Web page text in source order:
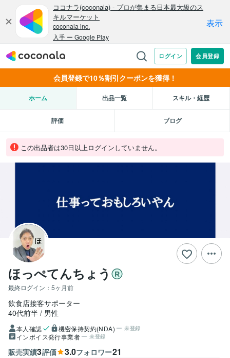
会員登録で10％割引クーポンを獲得！
ホーム 出品一覧 スキル・経歴
評価 ブログ
この出品者は30日以上ログインしていません。
ほっぺてんちょう
最終ログイン： 5ヶ月前
飲食店接客サポーター
40代前半
男性
本人確認 機密保持契約(NDA) 未登録
インボイス発行事業者 未登録
販売実績3評価 3.0フォロワー21